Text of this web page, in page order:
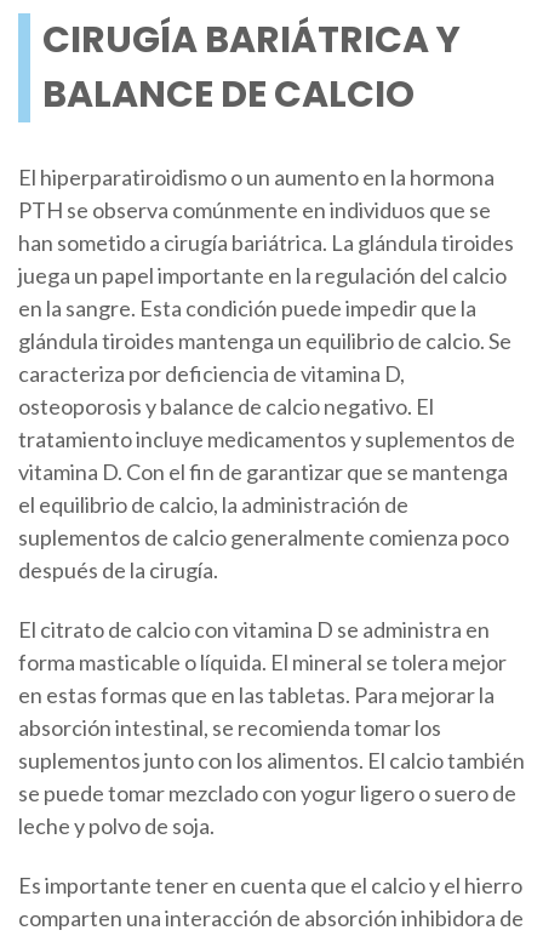
CIRUGÍA BARIÁTRICA Y
BALANCE DE CALCIO
El hiperparatiroidismo o un aumento en la hormona
PTH se observa comúnmente en individuos que se
han sometido a cirugía bariátrica. La glándula tiroides
juega un papel importante en la regulación del calcio
en la sangre. Esta condición puede impedir que la
glándula tiroides mantenga un equilibrio de calcio. Se
caracteriza por deficiencia de vitamina D,
osteoporosis y balance de calcio negativo. El
tratamiento incluye medicamentos y suplementos de
vitamina D. Con el fin de garantizar que se mantenga
el equilibrio de calcio, la administración de
suplementos de calcio generalmente comienza poco
después de la cirugía.
El citrato de calcio con vitamina D se administra en
forma masticable o líquida. El mineral se tolera mejor
en estas formas que en las tabletas. Para mejorar la
absorción intestinal, se recomienda tomar los
suplementos junto con los alimentos. El calcio también
se puede tomar mezclado con yogur ligero o suero de
leche y polvo de soja.
Es importante tener en cuenta que el calcio y el hierro
comparten una interacción de absorción inhibidora de